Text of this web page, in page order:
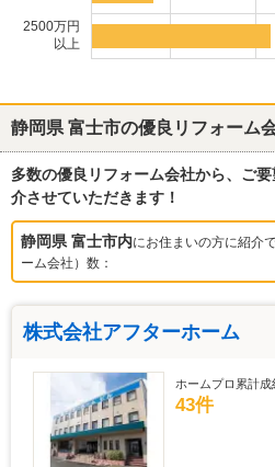
2500万円
以上
静岡県 富士市の優良リフォーム
多数の優良リフォーム会社から、ご
介させていただきます！
静岡県 富士市内にお住まいの方に紹介
ーム会社）数：
株式会社アフターホーム
ホームプロ累計成
43件